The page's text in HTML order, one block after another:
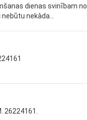
dienas svinībam no
nekàda...
26224161.